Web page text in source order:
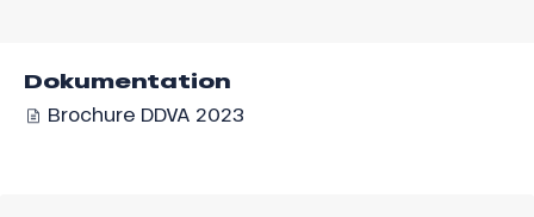
Dokumentation
Brochure DDVA 2023